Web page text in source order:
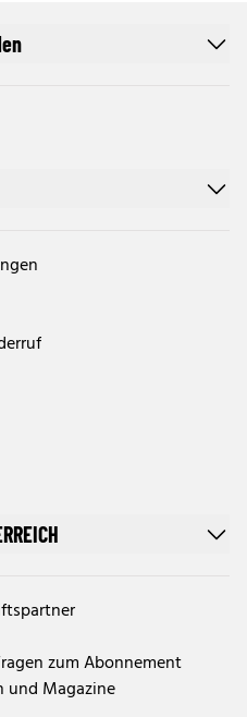
zum Abonnement
und Magazine